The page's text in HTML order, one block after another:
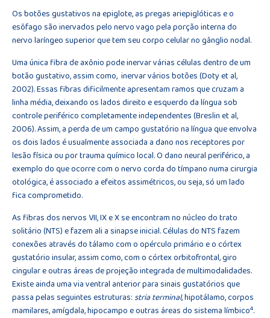
Os botões gustativos na epiglote, as pregas ariepiglóticas e o
esôfago são inervados pelo nervo vago pela porção interna do
nervo laríngeo superior que tem seu corpo celular no gânglio nodal.
Uma única fibra de axônio pode inervar várias células dentro de um
botão gustativo, assim como, inervar vários botões (Doty et al,
2002). Essas fibras dificilmente apresentam ramos que cruzam a
linha média, deixando os lados direito e esquerdo da língua sob
controle periférico completamente independentes (Breslin et al,
2006). Assim, a perda de um campo gustatório na língua que envolva
os dois lados é usualmente associada a dano nos receptores por
lesão física ou por trauma químico local. O dano neural periférico, a
exemplo do que ocorre com o nervo corda do tímpano numa cirurgia
otológica, é associado a efeitos assimétricos, ou seja, só um lado
fica comprometido.
As fibras dos nervos VII, IX e X se encontram no núcleo do trato
solitário (NTS) e fazem ali a sinapse inicial. Células do NTS fazem
conexões através do tálamo com o opérculo primário e o córtex
gustatório insular, assim como, com o córtex orbitofrontal, giro
cingular e outras áreas de projeção integrada de multimodalidades.
Existe ainda uma via ventral anterior para sinais gustatórios que
passa pelas seguintes estruturas: stria terminal, hipotálamo, corpos
mamilares, amígdala, hipocampo e outras áreas do sistema límbico4.